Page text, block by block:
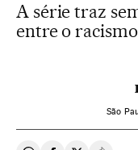
A série traz
entre o
São